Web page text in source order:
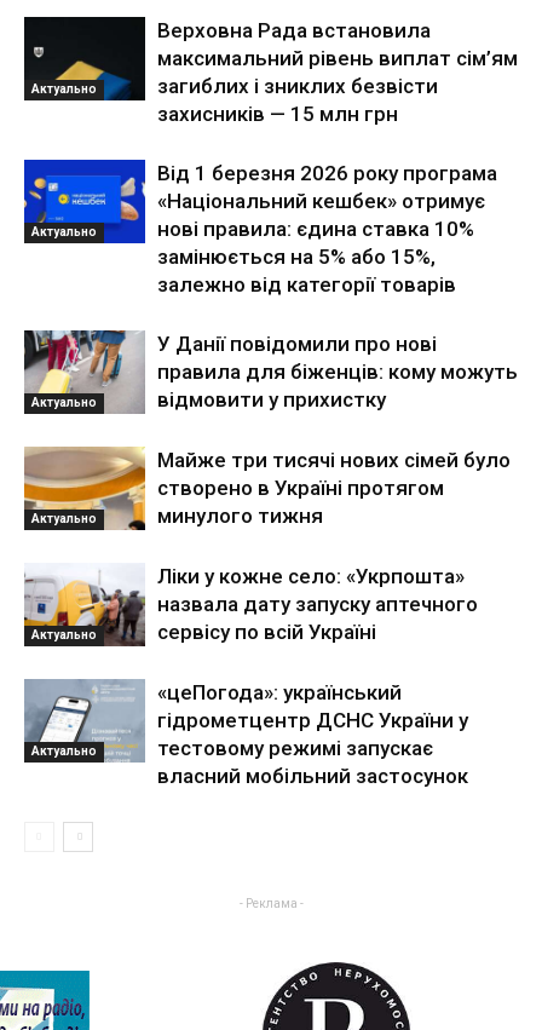
Актуально
Верховна Рада встановила
максимальний рівень виплат сім’ям
загиблих і зниклих безвісти
захисників — 15 млн грн
Актуально
Від 1 березня 2026 року програма
«Національний кешбек» отримує
нові правила: єдина ставка 10%
замінюється на 5% або 15%,
залежно від категорії товарів
Актуально
У Данії повідомили про нові
правила для біженців: кому можуть
відмовити у прихистку
Актуально
Майже три тисячі нових сімей було
створено в Україні протягом
минулого тижня
Актуально
Ліки у кожне село: «Укрпошта»
назвала дату запуску аптечного
сервісу по всій Україні
Актуально
«цеПогода»: український
гідрометцентр ДСНС України у
тестовому режимі запускає
власний мобільний застосунок
- Реклама -